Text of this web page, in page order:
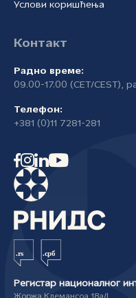
Услови коришћења
Контакт
Радно време:
09.00-17.00 (CET/CEST),
Телефон:
+381 (0)11 7281-281
Регистар националног